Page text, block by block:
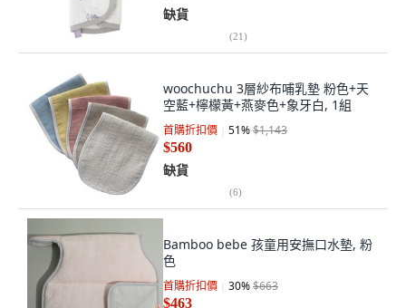
缺貨
(21)
woochuchu 3層紗布哺乳墊 粉色+天
空藍+檸檬黃+燕麥色+象牙白, 1組
首購折扣價 51%$1,143
$560
缺貨
(6)
Bamboo bebe 孩童用安撫口水墊, 粉
色
首購折扣價 30%$663
$463